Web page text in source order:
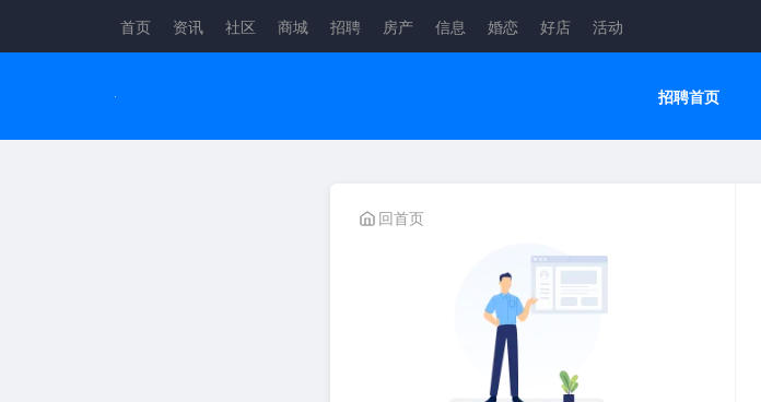
首页 资讯 社区 商城 招聘 房产 信息 婚恋 好店 活动
招聘首页
回首页